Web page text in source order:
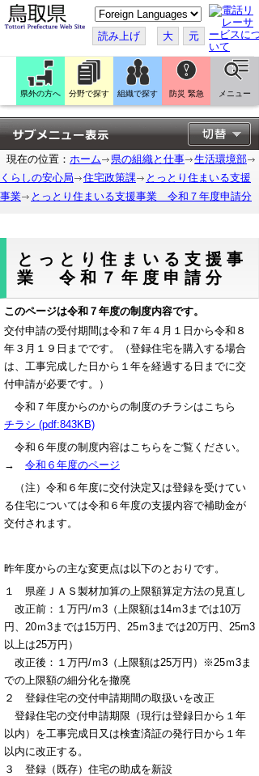
こ
の
ペ
ー
ジ
翻
訳
す
る
読み上げ 大 元
県外の方へ 分野で探す 組織で探す 防災 緊急 メニュー
現在の位置： ホーム 県の組織と仕事
生活環境部
くらしの安心局
住宅政策課
とっとり住まいる支援
事業
とっとり住まいる支援事業 令和７年度申請分
とっとり住まいる支援事
業 令和７年度申請分
このページは令和７年度の制度内容です。
交付申請の受付期間は令和７年４月１日から令和８
年３月１９日までです。（登録住宅を購入する場合
は、工事完成した日から１年を経過する日までに交
付申請が必要です。）
令和７年度からのからの制度のチラシはこちら
チラシ (pdf:843KB)
令和６年度の制度内容はこちらをご覧ください。
→ 令和６年度のページ
（注）令和６年度に交付決定又は登録を受けてい
る住宅については令和６年度の支援内容で補助金が
交付されます。
昨年度からの主な変更点は以下のとおりです。
１ 県産ＪＡＳ製材加算の上限額算定方法の見直し
改正前：１万円/ｍ3（上限額は14ｍ3までは10万
円、20ｍ3までは15万円、25ｍ3までは20万円、25m3
以上は25万円）
改正後：１万円/ｍ3（上限額は25万円）※25ｍ3ま
での上限額の細分化を撤廃
２ 登録住宅の交付申請期間の取扱いを改正
登録住宅の交付申請期限（現行は登録日から１年
以内）を工事完成日又は検査済証の発行日から１年
以内に改正する。
３ 登録（既存）住宅の助成を新設